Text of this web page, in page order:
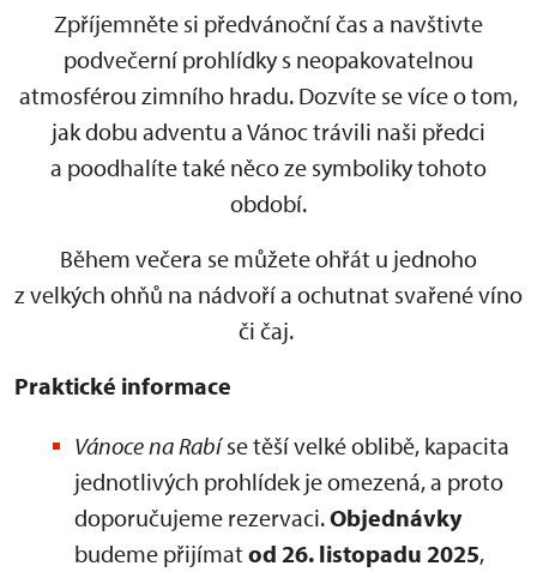
Zpříjemněte si předvánoční čas a navštivte
podvečerní prohlídky s neopakovatelnou
atmosférou zimního hradu. Dozvíte se více o tom,
jak dobu adventu a Vánoc trávili naši předci
a poodhalíte také něco ze symboliky tohoto
období.
Během večera se můžete ohřát u jednoho
z velkých ohňů na nádvoří a ochutnat svařené víno
či čaj.
Praktické informace
Vánoce na Rabíse těší velké oblibě, kapacita
jednotlivých prohlídek je omezená, a proto
doporučujeme rezervaci.Objednávky
budeme přijímat od 26. listopadu 2025,